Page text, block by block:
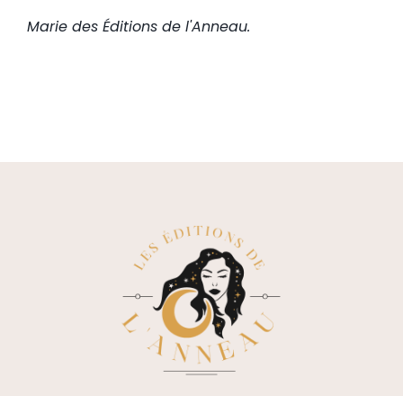
Marie des Éditions de l'Anneau.